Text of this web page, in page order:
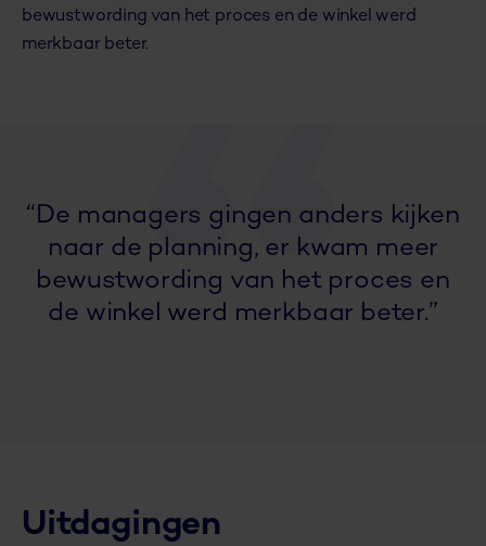
bewustwording van het proces en de winkel werd
merkbaar beter.
“De managers gingen anders kijken
naar de planning, er kwam meer
bewustwording van het proces en
de winkel werd merkbaar beter.”
Uitdagingen